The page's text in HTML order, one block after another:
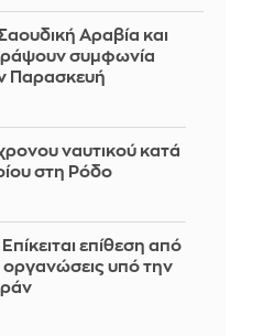
Αραβία και
συμφωνία
Παρασκευή
ναυτικού κατά
στη Ρόδο
επίθεση από
οργανώσεις υπό την